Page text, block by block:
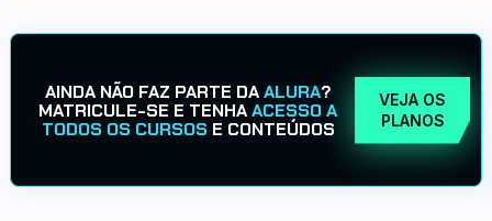
AINDA NÃO FAZ PARTE DAALURA?
MATRICULE-SE E TENHAACESSO A
TODOS OS CURSOS E CONTEÚDOS
VEJA OS
PLANOS